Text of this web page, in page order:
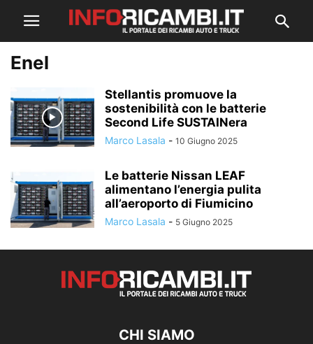
Enel
Stellantis promuove la
sostenibilità con le batterie
Second Life SUSTAINera
Marco Lasala - 10 Giugno 2025
Le batterie Nissan LEAF
alimentano l’energia pulita
all’aeroporto di Fiumicino
Marco Lasala - 5 Giugno 2025
CHI SIAMO